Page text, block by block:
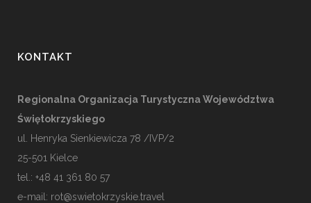
KONTAKT
Regionalna Organizacja Turystyczna Województwa
Świętokrzyskiego
ul. Henryka Sienkiewicza 78 /IVP/2
25-501 Kielce
tel.: +48 41 361 80 57
e-mail: rot@swietokrzyskie.travel